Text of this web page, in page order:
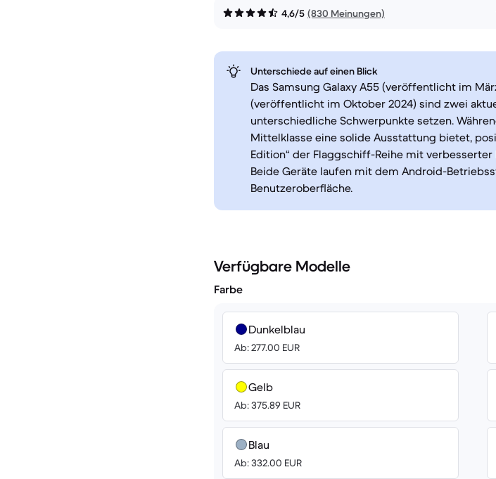
4,6/5 (830 Meinungen)
Unterschiede auf einen Blick
Das Samsung Galaxy A55 (veröffentlicht im
(veröffentlicht im Oktober 2024) sind zwei
unterschiedliche Schwerpunkte setzen.
Mittelklasse eine solide Ausstattung bietet,
Edition“ der Flaggschiff-Reihe mit
Beide Geräte laufen mit dem Android-
Benutzeroberfläche.
Verfügbare Modelle
Farbe
Dunkelblau
Ab: 277.00 EUR
Gelb
Ab: 375.89 EUR
Blau
Ab: 332.00 EUR